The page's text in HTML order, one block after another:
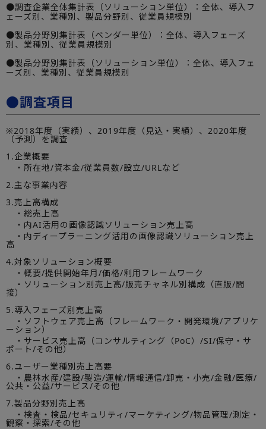
●調査企業全体集計表（ソリューション単位）：全体、導入フ
ェーズ別、業種別、製品分野別、従業員規模別
●製品分野別集計表（ベンダー単位）：全体、導入フェーズ
別、業種別、従業員規模別
●製品分野別集計表（ソリューション単位）：全体、導入フェ
ーズ別、業種別、従業員規模別
●調査項目
※2018年度（実績）、2019年度（見込・実績）、2020年度
（予測）を調査
1.企業概要
・所在地/資本金/従業員数/設立/URLなど
2.主な事業内容
3.売上高構成
・総売上高
・内AI活用の画像認識ソリューション売上高
・内ディープラーニング活用の画像認識ソリューション売上
高
4.対象ソリューション概要
・概要/提供開始年月/価格/利用フレームワーク
・ソリューション別売上高/販売チャネル別構成（直販/間
接）
5.導入フェーズ別売上高
・ソフトウェア売上高（フレームワーク・開発環境/アプリケ
ーション）
・サービス売上高（コンサルティング（PoC）/SI/保守・サ
ポート/その他）
6.ユーザー業種別売上高要
・農林水産/建設/製造/運輸/情報通信/卸売・小売/金融/医療/
公共・公益/サービス/その他
7.製品分野別売上高
・検査・検品/セキュリティ/マーケティング/物品管理/測定・
観察・探索/その他